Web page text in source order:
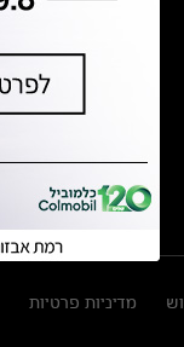
מדיניות פרטיות